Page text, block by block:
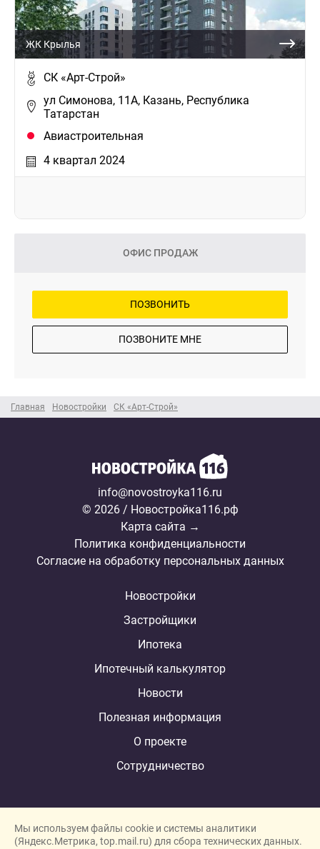
Главная Новостройки СК «Арт-Строй»
ЖК Крылья
СК «Арт-Строй»
ул Симонова, 11А, Казань, Республика
Татарстан
Авиастроительная
4 квартал 2024
ОФИС ПРОДАЖ
ПОЗВОНИТЬ
ПОЗВОНИТЕ МНЕ
info@novostroyka116.ru
© 2026 / Новостройка116.рф
Карта сайта →
Политика конфиденциальности
Согласие на обработку персональных данных
Новостройки
Застройщики
Ипотека
Ипотечный калькулятор
Новости
Полезная информация
О проекте
Сотрудничество
Мы используем файлы cookie и системы аналитики
(Яндекс.Метрика, top.mail.ru) для сбора технических данных.